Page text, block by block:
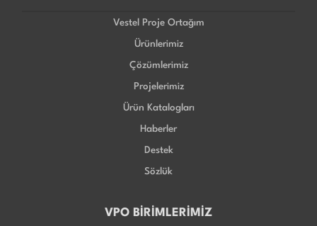
Vestel Proje Ortağım
Ürünlerimiz
Çözümlerimiz
Projelerimiz
Ürün Katalogları
Haberler
Destek
Sözlük
VPO BİRİMLERİMİZ